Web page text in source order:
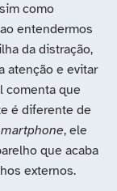
como
entendermos
da distração,
atenção e evitar
comenta que
é diferente de
, ele
que acaba
externos.